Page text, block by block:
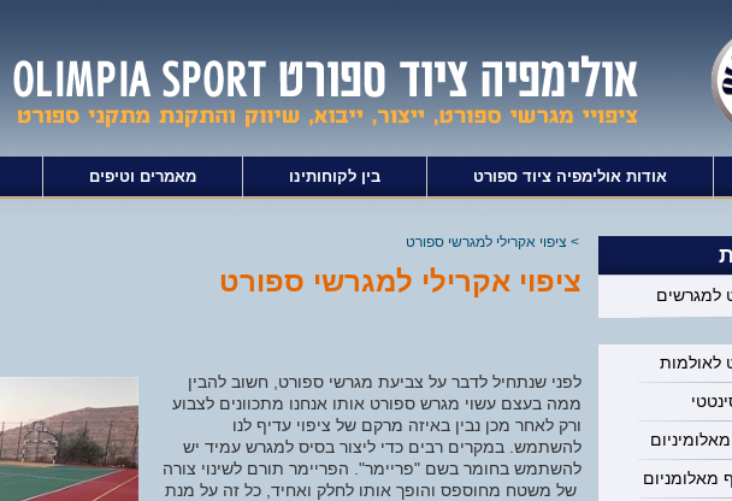
אודות אולימפיה ציוד ספורט בין לקוחותינו מאמרים וטיפים
למגרשים
לאולמות
מאלומניום
> ציפוי אקרילי למגרשי ספורט
ציפוי אקרילי למגרשי ספורט
לפני שנתחיל לדבר על צביעת מגרשי ספורט, חשוב להבין
ממה בעצם עשוי מגרש ספורט אותו אנחנו מתכוונים לצבוע
ורק לאחר מכן נבין באיזה מרקם של ציפוי עדיף לנו
להשתמש. במקרים רבים כדי ליצור בסיס למגרש עמיד יש
להשתמש בחומר בשם "פריימר". הפריימר תורם לשינוי צורה
של משטח מחוספס והופך אותו לחלק ואחיד, כל זה על מנת